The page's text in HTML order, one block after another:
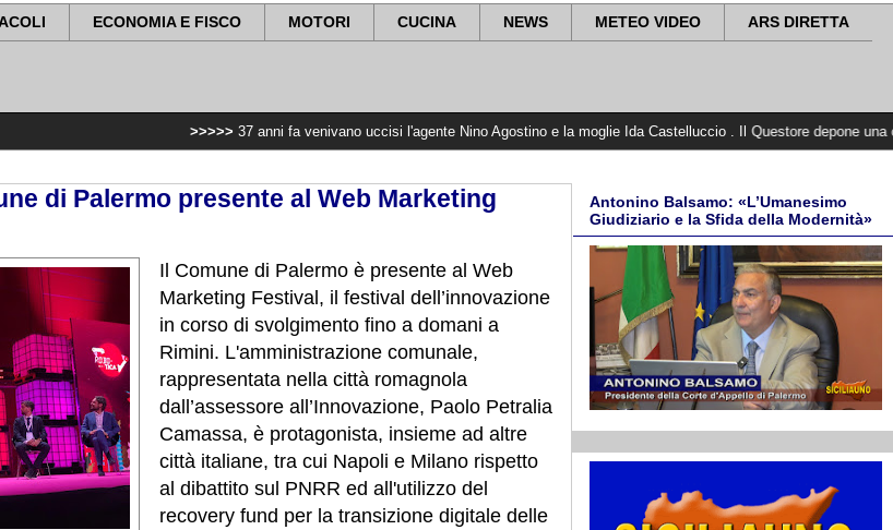
ECONOMIA E FISCO MOTORI CUCINA NEWS METEO VIDEO ARS DIRETTA
37 anni fa venivano uccisi l'agente Nino Agostino e la moglie Ida Castelluccio . Il Questore depone una corona di
di Palermo presente al Web Marketing
Il Comune di Palermo è presente al Web
Marketing Festival, il festival dell’innovazione
in corso di svolgimento fino a domani a
Rimini. L'amministrazione comunale,
rappresentata nella città romagnola
dall’assessore all’Innovazione, Paolo Petralia
Camassa, è protagonista, insieme ad altre
città italiane, tra cui Napoli e Milano rispetto
al dibattito sul PNRR ed all'utilizzo del
recovery fund per la transizione digitale delle
Antonino Balsamo: «L’Umanesimo
Giudiziario e la Sfida della Modernità»